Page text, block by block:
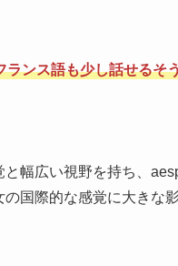
ランス語も少し話せるそ
幅広い視野を持ち、
国際的な感覚に大きな